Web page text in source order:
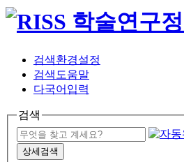
검색환경설정
검색도움말
다국어입력
검색
상세검색